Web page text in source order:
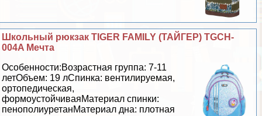
Школьный рюкзак TIGER FAMILY (ТАЙГЕР) TGCH-
004A Мечта
Особенности:Возрастная группа: 7-11
летОбъем: 19 лСпинка: вентилируемая,
ортопедическая,
формоустойчиваяМатериал спинки:
пенополиуретанМатериал дна: плотная